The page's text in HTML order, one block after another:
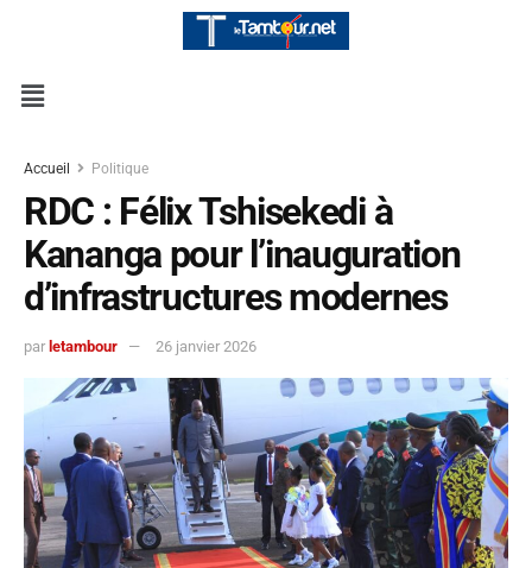
Accueil Politique
RDC : Félix Tshisekedi à
Kananga pour l’inauguration
d’infrastructures modernes
par letambour 26 janvier 2026